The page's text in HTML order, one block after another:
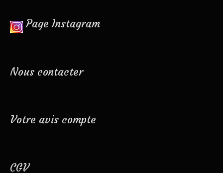
Page Instagram
Nous contacter
Votre avis compte
CGV